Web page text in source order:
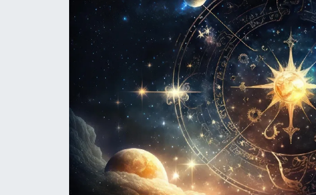
Magazin
Burç Yorumları
Hava Durumu